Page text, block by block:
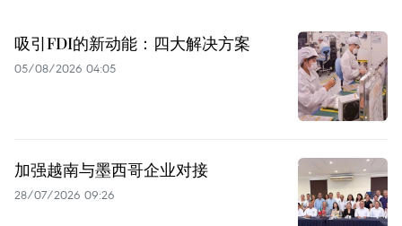
吸引FDI的新动能：四大解决方案
05/08/2026 04:05
加强越南与墨西哥企业对接
28/07/2026 09:26